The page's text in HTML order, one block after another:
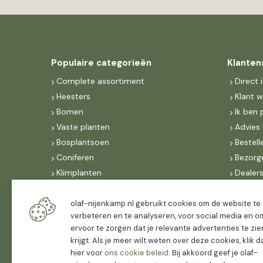
Populaire categorieën
Complete assortiment
Heesters
Bomen
Vaste planten
Bosplantsoen
Coniferen
Klimplanten
Dak, lei- & vormbomen
Dealers
Direct
Klant
Ik ben
Dealers
FAQ
olaf-nijenkamp.nl gebruikt cookies om de website te
verbeteren en te analyseren, voor social media en
ervoor te zorgen dat je relevante advertenties te
krijgt. Als je meer wilt weten over deze cookies, klik
hier voorons cookie beleid. Bij akkoord geef je olaf-